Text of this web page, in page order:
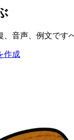
音声、例文で
作成